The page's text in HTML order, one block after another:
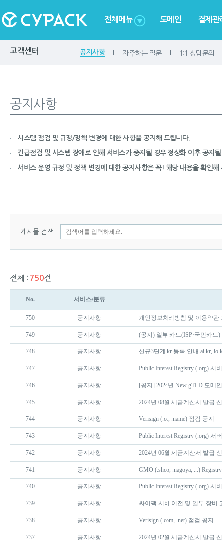
전체메뉴 도메인 결제관
고객센터 공지사항 자주하는 질문 1:1 상담문의
공지사항
시스템 점검 및 규정/정책 변경에 대한 사항을 공지해 드립니다.
긴급점검 및 시스템 장애로 인해 서비스가 중지될 경우 정상화 이후 공지
서비스 운영 규정 및 정책 변경에 대한 공지사항은 꼭! 해당 내용을 확인해
게시물 검색
전체 : 750건
No. 서비스/분류
750 공지사항 개인정보처리방침 및 이용약관
749 공지사항 (공지) 일부 카드(ISP·국민카드
748 공지사항 신규3단계 kr 등록 안내 ai.kr,
747 공지사항 Public Interest Registry (.org) 서
746 공지사항 [공지] 2024년 New gTLD 도메
745 공지사항 2024년 08월 세금계산서 발급
744 공지사항 Verisign (.cc, .name) 점검 공지
743 공지사항 Public Interest Registry (.org) 서
742 공지사항 2024년 06월 세금계산서 발급
741 공지사항 GMO (.shop, .nagoya, ...)
740 공지사항 Public Interest Registry (.org) 서
739 공지사항 싸이팩 서버 이전 및 일부 장비
738 공지사항 Verisign (.com, .net) 점검 공지
737 공지사항 2024년 02월 세금계산서 발급